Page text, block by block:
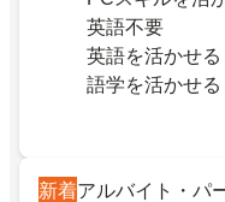
英語不要
英語を活かせる
語学を活かせる
新着アルバイト・パ